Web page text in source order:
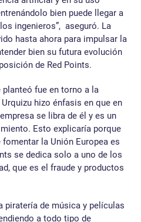
bien puede llegar a
ingenieros”, aseguró. La
hasta ahora para impulsar la
bien su futura evolución
de Red Points.
planteó fue en torno a la
hizo énfasis en que en
se libra de él y es un
Esto explicaría porque
la Unión Europea es
se dedica solo a uno de los
que es el fraude y productos
piratería de música y películas
a todo tipo de